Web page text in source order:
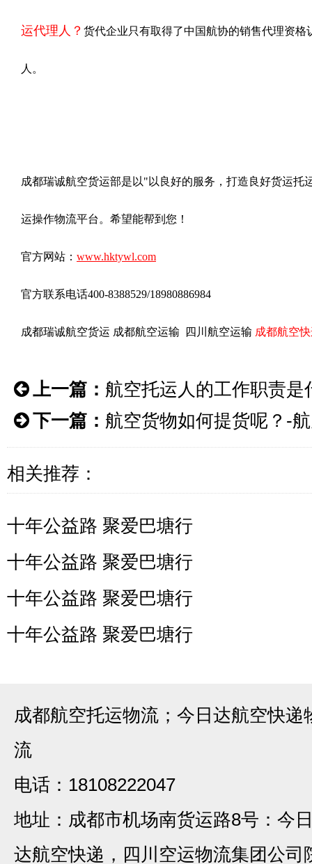
运代理人？ 货代企业只有取得了中国航协的销售代理资
人。
成都瑞诚航空货运部是以"以良好的服务，打造良好货运托
运操作物流平台。希望能帮到您！
官方网站： www.hktywl.com
官方联系电话400-8388529/18980886984
成都瑞诚航空货运 成都航空运输 四川航空运输 成都航空
上一篇： 航空托运人的工作职责
下一篇： 航空货物如何提货呢？-
相关推荐：
十年公益路 聚爱巴塘行
十年公益路 聚爱巴塘行
十年公益路 聚爱巴塘行
十年公益路 聚爱巴塘行
成都航空托运物流；今日达航空快递
流
电话：18108222047
地址：成都市机场南货运路8号：今
达航空快递，四川空运物流集团公司